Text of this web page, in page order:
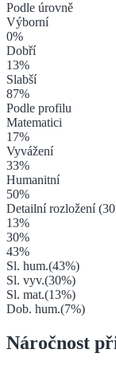
Podle úrovně
Výborní
0%
Dobří
13%
Slabší
87%
Podle profilu
Matematici
17%
Vyvážení
33%
Humanitní
50%
Detailní rozložení (30
13%
30%
43%
Sl. hum.(43%)
Sl. vyv.(30%)
Sl. mat.(13%)
Dob. hum.(7%)
Náročnost